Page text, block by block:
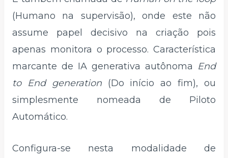
(Humano na supervisão), onde este não
assume papel decisivo na criação pois
apenas monitora o processo. Característica
marcante de IA generativa autônoma End
to End generation (Do início ao fim), ou
simplesmente nomeada de Piloto
Automático.
Configura-se nesta modalidade de